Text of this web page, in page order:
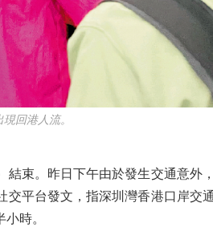
回港人流。
束。昨日下午由於發生交通意外
平台發文，指深圳灣香港口岸交
時。